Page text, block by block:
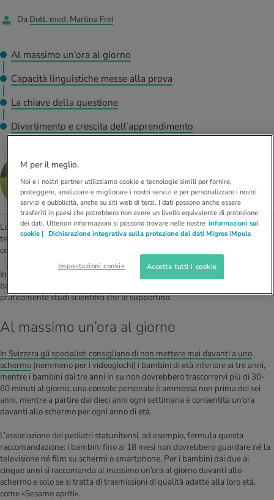
e intolleranze
nutritive
D’ATTUALITÀ NELL’AMBITO ALIMENTAZIONE
Fabbisogno calorico
invernali
Calcola il consumo calorico
Lavoro e salute
delle donne
fisici
mediche
D’ATTUALITÀ NELL’AMBITO MEDICINA
Dolori ai nervi
D’ATTUALITÀ NELL’AMBITO SERVIZIO
Offerte
Tool, test e quiz
Da Dott. med. Martina Frei
Al massimo un’ora al giorno
Capacità linguistiche messe alla prova
La chiave della questione
Divertimento e crescita dell’apprendimento
Martina Frei
GIORNALISTA IN AMBITO MEDICO E SCIENTIFICO,
MEDICO
La televisione fa male ai bambini, dicono alcuni. No, guardando la
televisione possono imparare, controbattono altri. Gli scienziati hanno
cercato di scoprirlo con esattezza.
Infatti, sebbene esistano raccomandazioni sul tempo massimo che i
bambini dovrebbero trascorrere davanti allo schermo, non vi sono
praticamente studi scientifici che le supportino.
Al massimo un’ora al giorno
In Svizzera gli specialisti consigliano di non mettere mai davanti a uno
schermo (nemmeno per i videogiochi) i bambini di età inferiore ai tre anni,
mentre i bambini dai tre anni in su non dovrebbero trascorrervi più di 30-
60 minuti al giorno; una console personale è ammessa non prima dei sei
anni, mentre a partire dai dieci anni ogni settimana è consentita un’ora
davanti allo schermo per ogni anno di età.
L’associazione dei pediatri statunitensi, ad esempio, formula questa
raccomandazione: i bambini fino ai 18 mesi non dovrebbero guardare né la
televisione né film su schermi o smartphone. Per i bambini dai due ai
cinque anni si raccomanda al massimo un’ora al giorno davanti allo
schermo e solo se si tratta di trasmissioni di qualità adatte alla loro età,
come «Sesamo apriti».
M per il meglio.
Noi e i nostri partner utilizziamo cookie e tecnologie simili per fornire,
proteggere, analizzare e migliorare i nostri servizi e per personalizzare i nostri
servizi e pubblicità, anche su siti web di terzi. I dati possono anche essere
trasferiti in paesi che potrebbero non avere un livello equivalente di protezione
dei dati. Ulteriori informazioni si possono trovare nelle nostre informazioni sui
cookie | Dichiarazione integrativa sulla protezione dei dati Migros iMpuls
Impostazioni cookie Accetta tutti i cookie